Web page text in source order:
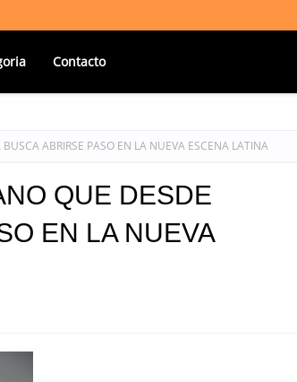
Contacto
ABRIRSE PASO EN LA NUEVA ESCENA LATINA
QUE DESDE
EN LA NUEVA